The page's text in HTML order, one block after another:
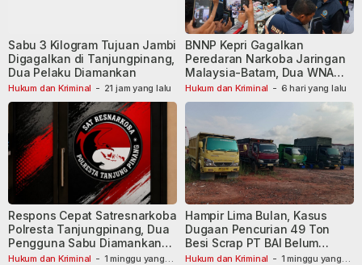
Hukum dan Kriminal - 21 jam yang lalu
Sabu 3 Kilogram Tujuan Jambi
Digagalkan di Tanjungpinang,
Dua Pelaku Diamankan
Hukum dan Kriminal - 6 hari yang lalu
BNNP Kepri Gagalkan
Peredaran Narkoba Jaringan
Malaysia-Batam, Dua WNA
Masih Diburu
Hukum dan Kriminal - 1 minggu yang
Respons Cepat Satresnarkoba
Polresta Tanjungpinang, Dua
Pengguna Sabu Diamankan
Usai Dilaporkan ke Call Center
Hukum dan Kriminal - 1 minggu yang
Hampir Lima Bulan, Kasus
Dugaan Pencurian 49 Ton
Besi Scrap PT BAI Belum
Tetapkan Tersangka